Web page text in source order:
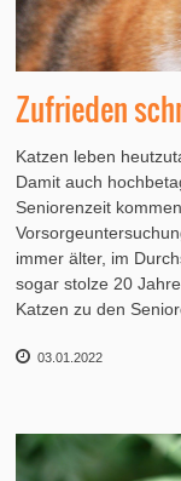
Zufrieden
Katzen leben
Damit auch
Seniorenzeit
immer älter, im
sogar stolze 20
Katzen zu den
03.01.2022